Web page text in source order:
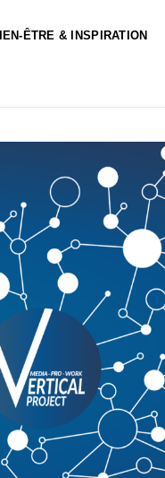
ÊTRE & INSPIRATION